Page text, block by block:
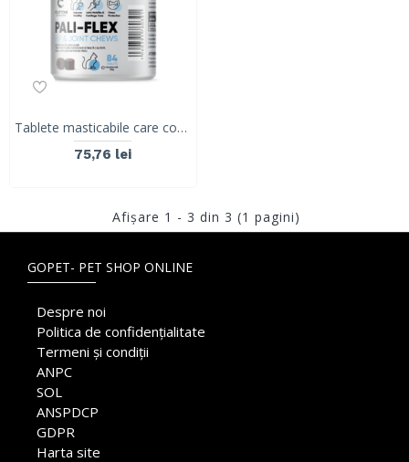
Tablete masticabile care combat durerea și inflamatia articulatiilor la pisici, Pali-Flex Cat, 84 tablete
75,76 lei
Afişare 1 - 3 din 3 (1 pagini)
GOPET- PET SHOP ONLINE
Despre noi
Politica de confidențialitate
Termeni și condiții
ANPC
SOL
ANSPDCP
GDPR
Harta site